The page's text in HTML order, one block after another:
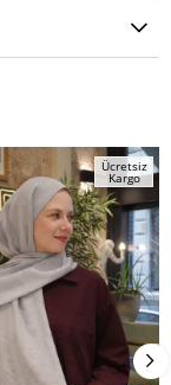
Ücretsiz
Kargo